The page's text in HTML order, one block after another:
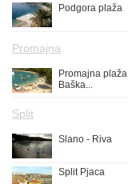
Podgora plaža
Promajna
Promajna plaža
Baška...
Split
Slano - Riva
Split Pjaca